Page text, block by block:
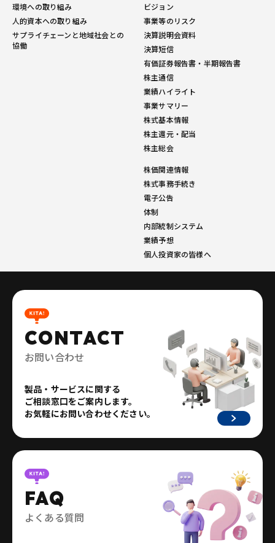
環境への取り組み
人的資本への取り組み
サプライチェーンと地域社会との
協働
ビジョン
事業等のリスク
決算説明会資料
決算短信
有価証券報告書・半期報告書
株主通信
業績ハイライト
事業サマリー
株式基本情報
株主還元・配当
株主総会
株価関連情報
株式事務手続き
電子公告
体制
内部統制システム
業績予想
個人投資家の皆様へ
CONTACT
お問い合わせ
製品・サービスに関する
ご相談窓口をご案内します。
お気軽にお問い合わせください。
FAQ
よくある質問